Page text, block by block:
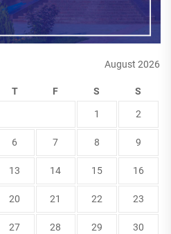
August 2026
T F S S
1 2
6 7 8 9
13 14 15 16
20 21 22 23
27 28 29 30